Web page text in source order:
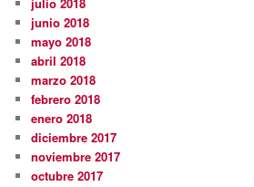
junio 2018
mayo 2018
abril 2018
marzo 2018
febrero 2018
enero 2018
diciembre 2017
noviembre 2017
octubre 2017